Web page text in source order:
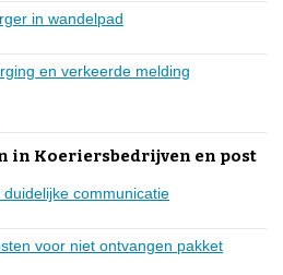
in wandelpad
en verkeerde melding
in Koeriersbedrijven en post
communicatie
voor niet ontvangen pakket